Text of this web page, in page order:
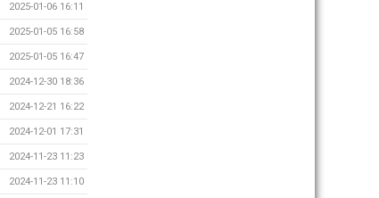
2025-01-06 16:11
2025-01-05 16:58
2025-01-05 16:47
2024-12-30 18:36
2024-12-21 16:22
2024-12-01 17:31
2024-11-23 11:23
2024-11-23 11:10